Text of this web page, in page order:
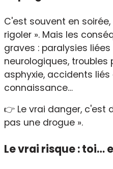
C'est souvent en
rigoler ». Mais les
graves : paralysies
neurologiques, troubles
asphyxie, accidents
connaissance…
👉 Le vrai danger, c'est
pas une drogue ».
Le vrai risque : toi…